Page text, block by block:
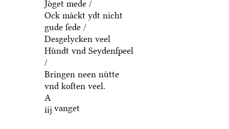
Joͤget mede /
Ock maͤckt ydt nicht
gude ſede /
Desgelycken veel
Huͤndt vnd Seydenſpeel
/
Bringen neen nuͤtte
vnd koſten veel.
A
iij vanget